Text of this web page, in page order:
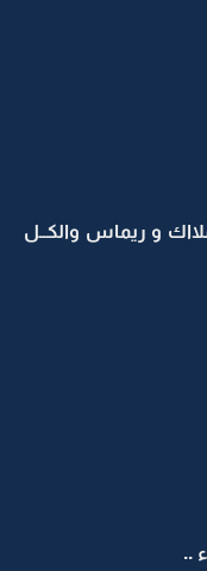
و ريماس والكــل
..